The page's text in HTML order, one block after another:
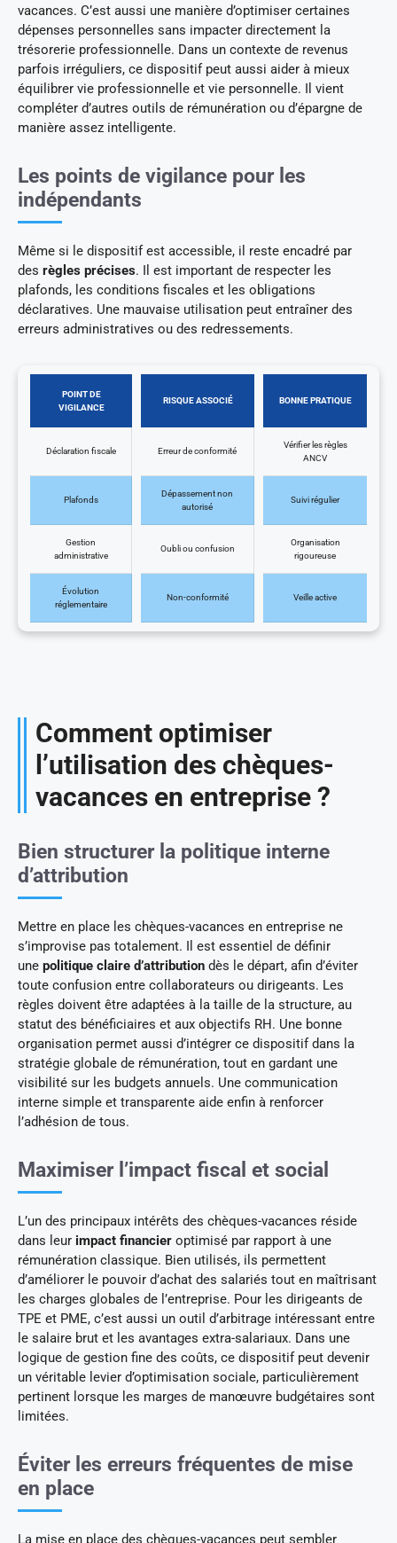
vacances. C’est aussi une manière d’optimiser certaines
dépenses personnelles sans impacter directement la
trésorerie professionnelle. Dans un contexte de revenus
parfois irréguliers, ce dispositif peut aussi aider à mieux
équilibrer vie professionnelle et vie personnelle. Il vient
compléter d’autres outils de rémunération ou d’épargne de
manière assez intelligente.
Les points de vigilance pour les
indépendants
Même si le dispositif est accessible, il reste encadré par
des règles précises. Il est important de respecter les
plafonds, les conditions fiscales et les obligations
déclaratives. Une mauvaise utilisation peut entraîner des
erreurs administratives ou des redressements.
POINT DE
VIGILANCE
RISQUE ASSOCIÉ BONNE PRATIQUE
Déclaration fiscale Erreur de conformité
Vérifier les règles
ANCV
Plafonds
Dépassement non
autorisé
Suivi régulier
Gestion
administrative
Oubli ou confusion
Organisation
rigoureuse
Évolution
réglementaire
Non-conformité Veille active
Comment optimiser
l’utilisation des chèques-
vacances en entreprise ?
Bien structurer la politique interne
d’attribution
Mettre en place les chèques-vacances en entreprise ne
s’improvise pas totalement. Il est essentiel de définir
une politique claire d’attribution dès le départ, afin d’éviter
toute confusion entre collaborateurs ou dirigeants. Les
règles doivent être adaptées à la taille de la structure, au
statut des bénéficiaires et aux objectifs RH. Une bonne
organisation permet aussi d’intégrer ce dispositif dans la
stratégie globale de rémunération, tout en gardant une
visibilité sur les budgets annuels. Une communication
interne simple et transparente aide enfin à renforcer
l’adhésion de tous.
Maximiser l’impact fiscal et social
L’un des principaux intérêts des chèques-vacances réside
dans leur impact financier optimisé par rapport à une
rémunération classique. Bien utilisés, ils permettent
d’améliorer le pouvoir d’achat des salariés tout en maîtrisant
les charges globales de l’entreprise. Pour les dirigeants de
TPE et PME, c’est aussi un outil d’arbitrage intéressant entre
le salaire brut et les avantages extra-salariaux. Dans une
logique de gestion fine des coûts, ce dispositif peut devenir
un véritable levier d’optimisation sociale, particulièrement
pertinent lorsque les marges de manœuvre budgétaires sont
limitées.
Éviter les erreurs fréquentes de mise
en place
La mise en place des chèques-vacances peut sembler